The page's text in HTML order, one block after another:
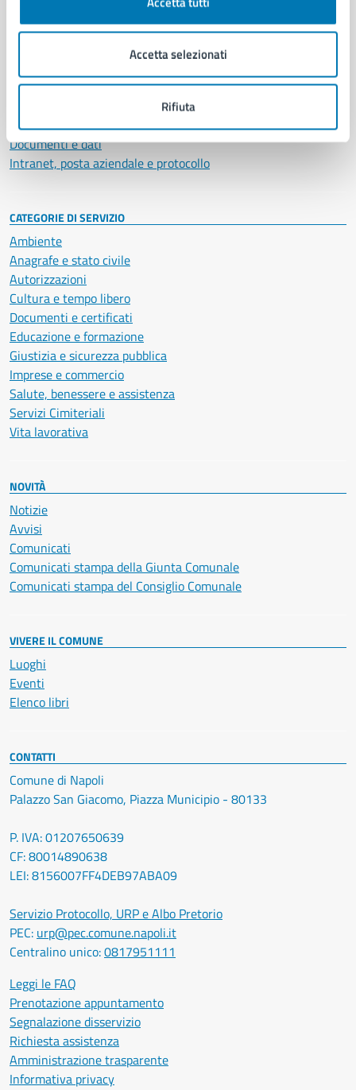
Accetta selezionati
Rifiuta
Organi di governo
Enti e fondazioni
Personale amministrativo
Documenti e dati
Intranet, posta aziendale e protocollo
CATEGORIE DI SERVIZIO
Ambiente
Anagrafe e stato civile
Autorizzazioni
Cultura e tempo libero
Documenti e certificati
Educazione e formazione
Giustizia e sicurezza pubblica
Imprese e commercio
Salute, benessere e assistenza
Servizi Cimiteriali
Vita lavorativa
NOVITÀ
Notizie
Avvisi
Comunicati
Comunicati stampa della Giunta Comunale
Comunicati stampa del Consiglio Comunale
VIVERE IL COMUNE
Luoghi
Eventi
Elenco libri
CONTATTI
Comune di Napoli
Palazzo San Giacomo, Piazza Municipio - 80133
P. IVA: 01207650639
CF: 80014890638
LEI: 8156007FF4DEB97ABA09
Servizio Protocollo, URP e Albo Pretorio
PEC: urp@pec.comune.napoli.it
Centralino unico:0817951111
Leggi le FAQ
Prenotazione appuntamento
Segnalazione disservizio
Richiesta assistenza
Amministrazione trasparente
Informativa privacy